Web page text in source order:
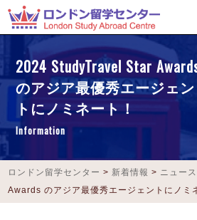
2024 StudyTravel Star
のアジア最優秀エージェン
トにノミネート！
Information
ロンドン留学センター > 新着情報 > ニュース
Awards のアジア最優秀エージェントにノミ